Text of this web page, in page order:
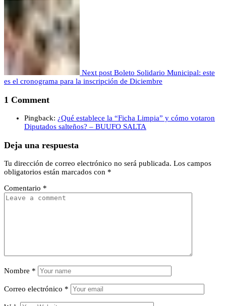
Next post Boleto Solidario Municipal: este
es el cronograma para la inscripción de Diciembre
1 Comment
Pingback: ¿Qué establece la “Ficha Limpia” y cómo votaron
Diputados salteños? – BUUFO SALTA
Deja una respuesta
Tu dirección de correo electrónico no será publicada. Los campos
obligatorios están marcados con *
Comentario *
Nombre *
Correo electrónico *